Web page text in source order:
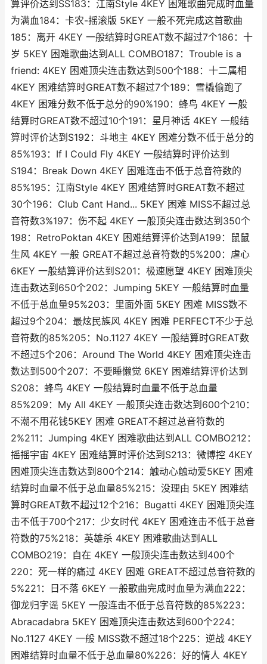
算评价达到SS183：江南Style 4KEY 困难歌曲完成时血量
为满血184：卡农-摇滚版 5KEY 一般不死完成这首歌曲
185：离开 4KEY 一般结算时GREAT数不超过7个186：十
岁 5KEY 困难歌曲达到ALL COMBO187：Trouble is a
friend: 4KEY 困难顶尖连击数达到500个188：十二属相
4KEY 困难结算时GREAT数不超过7个189：雪橇偷跑了
4KEY 困难分数不低于总分的90%190：蜂鸟 4KEY 一般
结算时GREAT数不超过10个191：星月神话 4KEY 一般结
算时评价达到S192：斗地主 4KEY 困难分数不低于总分的
85%193：If I Could Fly 4KEY 一般结算时评价达到
S194：Break Down 4KEY 困难连击不低于总音符数的
85%195：江南Style 4KEY 困难结算时GREAT数不超过
30个196：Club Cant Hand... 5KEY 困难 MISS不超过总
音符数3%197：伤不起 4KEY 一般顶尖连击数达到350个
198：RetroPoktan 4KEY 困难结算评价达到A199：鼠鼠
生风 4KEY 一般 GREAT不超过总音符数的5%200：虐心
6KEY 一般结算评价达到S201：极速愿望 4KEY 困难顶尖
连击数达到650个202：Jumping 5KEY 一般结算时血量
不低于总血量95%203：里面外面 5KEY 困难 MISS数不
超过9个204：最炫民族风 4KEY 困难 PERFECT不少于总
音符数的85%205：No.1127 4KEY 一般结算时GREAT数
不超过5个206：Around The World 4KEY 困难顶尖连击
数达到500个207：不要睡懒觉 6KEY 困难结算评价达到
S208：蜂鸟 4KEY 一般结算时血量不低于总血量
85%209：My All 4KEY 一般顶尖连击数达到600个210：
不潮不用花钱5KEY 困难 GREAT不超过总音符数的
2%211：Jumping 4KEY 困难歌曲达到ALL COMBO212：
摇摇宇宙 4KEY 困难结算时评价达到S213：微博控 4KEY
困难顶尖连击数达到800个214：触动心触动爱5KEY 困难
结算时血量不低于总血量85%215：没理由 5KEY 困难结
算时GREAT数不超过12个216：Bugatti 4KEY 困难顶尖连
击不低于700个217：少女时代 4KEY 困难连击不低于总音
符数的75%218：英雄杀 4KEY 困难歌曲达到ALL
COMBO219：自在 4KEY 一般顶尖连击数达到400个
220：死一样的痛过 4KEY 困难 GREAT不超过总音符数的
5%221：日不落 6KEY 一般歌曲完成时血量为满血222：
御龙归字谣 5KEY 一般连击不低于总音符数的85%223：
Abracadabra 5KEY 困难顶尖连击数达到600个224：
No.1127 4KEY 一般 MISS数不超过18个225：逆战 4KEY
困难结算时血量不低于总血量80%226：好的情人 4KEY